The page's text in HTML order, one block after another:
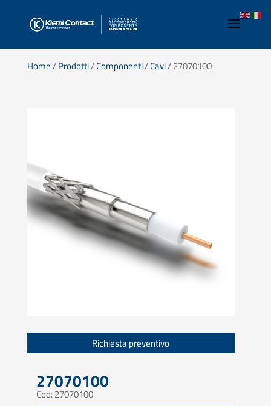
Home/Prodotti/Componenti/Cavi/ 27070100
Richiesta preventivo
27070100
Cod: 27070100